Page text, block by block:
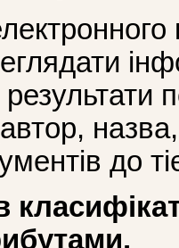
назва,
до